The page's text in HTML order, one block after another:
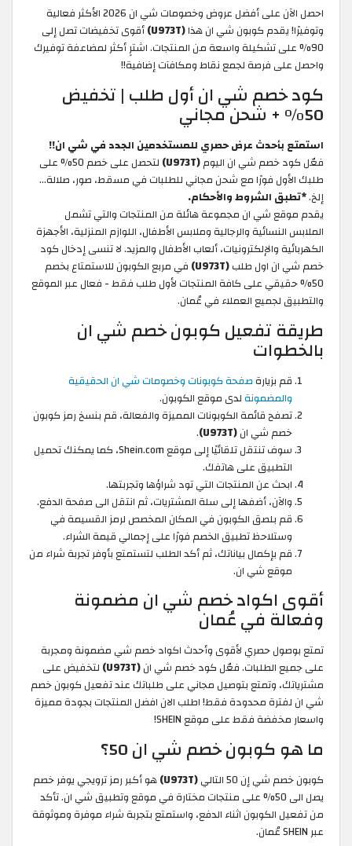
احصل الآن على أفضل عروض وخصومات شي ان 2026 الأكثر فعالية
وتوفيرًا! يقدم كوبون شي ان هذا(U973T)
أقوى تخفيضات تصل إلى
90% على تشكيلة واسعة من المنتجات. اشترِِ أكثر لمضاعفة توفيرك
واحصل على فرصة لجمع نقاط ومكافآت إضافية!!
كود خصم شي ان أول طلب | تخفيض
50% + شحن مجاني
استمتع بأحدث عرض حصري للمستخدمين الجدد في شي ان!!
فعّل كود خصم شي ان اليوم(U973T)
لتحصل على خصم 50% على
طلبك الأول فورًا مع شحن مجاني للطلبات في مسقط، صور، صلالة...
إلخ.*تطبق الشروط والأحكام.
يقدم موقع شي ان مجموعة هائلة من المنتجات والتي تشمل
الملابس النسائية والرجالية وملابس الأطفال، اللوازم المنزلية، الأجهزة
الكهربائية والإلكترونيات، ألعاب الأطفال والمزيد. لا تنسى إدخال كود
خصم شي ان اول طلب(U973T)
في مربع الكوبون للاستمتاع بخصم
50% حقيقي على كافة المنتجات لأول طلب فقط - فعال عبر الموقع
والتطبيق لجميع العملاء في عُمان.
طريقة تفعيل كوبون خصم شي ان
بالخطوات
قم بزيارة صفحة كوبونات وخصومات شي ان الحقيقية
والمضمونةلدى موقع الكوبون.
تصفح قائمة الكوبونات المميزة والفعالة، قم بنسخ رمز كوبون
خصم شي ان(U973T)
.
سوف تنتقل تلقائيًا إلى موقع Shein.com، كما يمكنك تحميل
التطبيق على هاتفك.
ابحث عن المنتجات التي تود شراؤها وتجربتها.
والآن، أضفها إلى سلة المشتريات، ثم انتقل الى صفحة الدفع.
قم بلصق الكوبون في المكان المخصص لرمز القسيمة في
وستلاحظ تطبيق الخصم فورًا على إجمالي قيمة الشراء.
قم بإكمال بياناتك، ثم أكد الطلب لتستمتع بأوفر تجربة شراء من
موقع شي ان.
أقوى اكواد خصم شي ان مضمونة
وفعالة في عُمان
تمتع بوصول حصري لأقوى وأحدث اكواد خصم شي مضمونة ومجربة
على جميع الطلبات. فعّل كود خصم شي ان(U973T)
لتخفيض على
مشترياتك، وتمتع بتوصيل مجاني على طلباتك عند تفعيل كوبون خصم
شي ان لفترة محدودة فقط! اطلب الان افضل المنتجات بجودة مميزة
واسعار مخفضة فقط على موقع SHEIN!
ما هو كوبون خصم شي ان 50؟
كوبون خصم شي إن 50 التالي (U973T)
هو أكبر رمز ترويجي يوفر خصم
يصل الى 50% على منتجات مختارة في موقع وتطبيق شي ان. تأكد
من تفعيل الكوبون اثناء الدفع، واستمتع بتجربة شراء موفرة وموثوقة
عبر SHEIN عُمان.